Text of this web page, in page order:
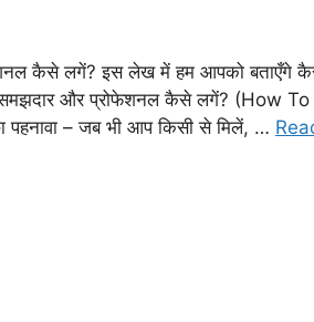
कैसे लगें? इस लेख में हम आपको बताएँगे
समझदार और प्रोफेशनल कैसे लगें? (How
– जब भी आप किसी से मिलें, …